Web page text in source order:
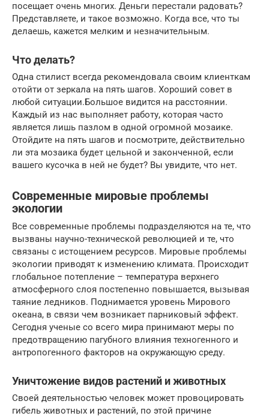
посещает очень многих. Деньги перестали радовать?
Представляете, и такое возможно. Когда все, что ты
делаешь, кажется мелким и незначительным.
Что делать?
Одна стилист всегда рекомендовала своим клиенткам
отойти от зеркала на пять шагов. Хороший совет в
любой ситуации.Большое видится на расстоянии.
Каждый из нас выполняет работу, которая часто
является лишь пазлом в одной огромной мозаике.
Отойдите на пять шагов и посмотрите, действительно
ли эта мозаика будет цельной и законченной, если
вашего кусочка в ней не будет? Вы увидите, что нет.
Современные мировые проблемы
экологии
Все современные проблемы подразделяются на те, что
вызваны научно-технической революцией и те, что
связаны с истощением ресурсов. Мировые проблемы
экологии приводят к изменению климата. Происходит
глобальное потепление – температура верхнего
атмосферного слоя постепенно повышается, вызывая
таяние ледников. Поднимается уровень Мирового
океана, в связи чем возникает парниковый эффект.
Сегодня ученые со всего мира принимают меры по
предотвращению пагубного влияния техногенного и
антропогенного факторов на окружающую среду.
Уничтожение видов растений и животных
Своей деятельностью человек может провоцировать
гибель животных и растений, по этой причине